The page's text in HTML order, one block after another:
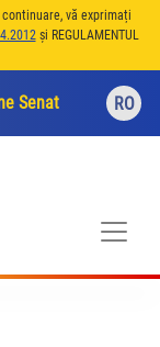
vă exprimați
și REGULAMENTUL
Senat RO